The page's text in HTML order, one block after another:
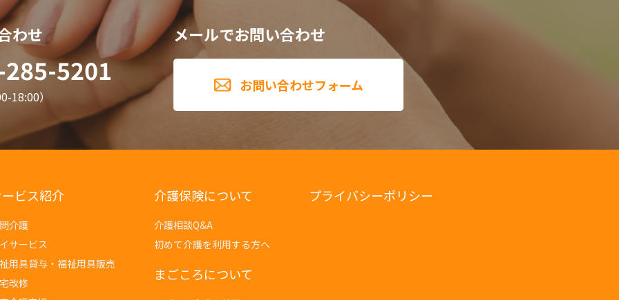
わせ
5201
18:00）
メールでお問い合わせ
お問い合わせフォーム
ビス紹介
介護
サービス
用具貸与・福祉用具販売
改修
介護保険について
介護相談Q&A
初めて介護を利用する方へ
まごころについて
プライバシーポリシー